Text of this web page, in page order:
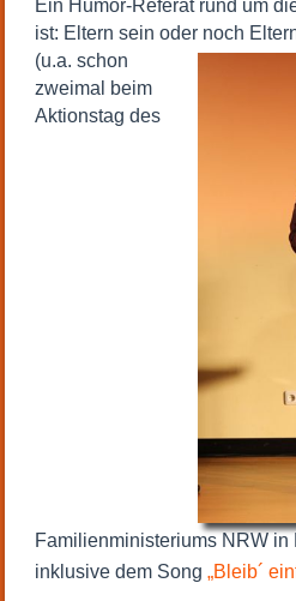
Ein Humor-Referat rund um
ist: Eltern sein oder noch
(u.a. schon
zweimal beim
Aktionstag des
Familienministeriums NRW in
inklusive dem Song„Bleib´